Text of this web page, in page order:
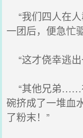
“我们四人在
一团后，便急忙
“这才侥幸逃出
“其他兄弟……
碗挤成了一堆血
了粉末！”